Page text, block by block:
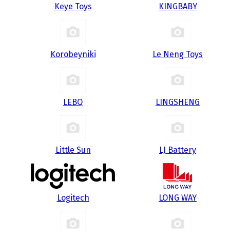
Keye Toys KINGBABY
Korobeyniki Le Neng Toys
LEBQ LINGSHENG
Little Sun LJ Battery
Logitech LONG WAY